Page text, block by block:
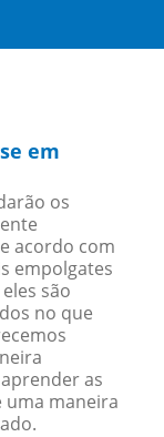
em
os
acordo com
empolgates
são
no que
as
uma maneira